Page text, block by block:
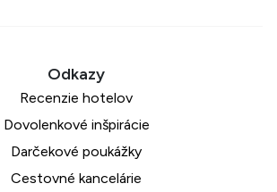
Recenzie hotelov
Dovolenkové inšpirácie
Darčekové poukážky
Cestovné kancelárie